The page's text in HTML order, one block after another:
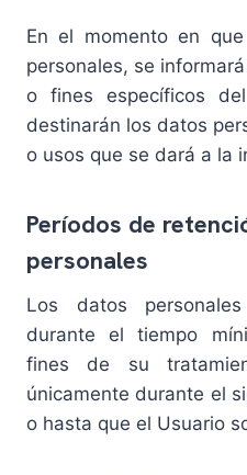
En el momento en
personales, se
o fines específicos
destinarán los datos
o usos que se dará a la
Períodos de
personales
Los datos
durante el tiempo
fines de su
únicamente durante el
o hasta que el Usuario